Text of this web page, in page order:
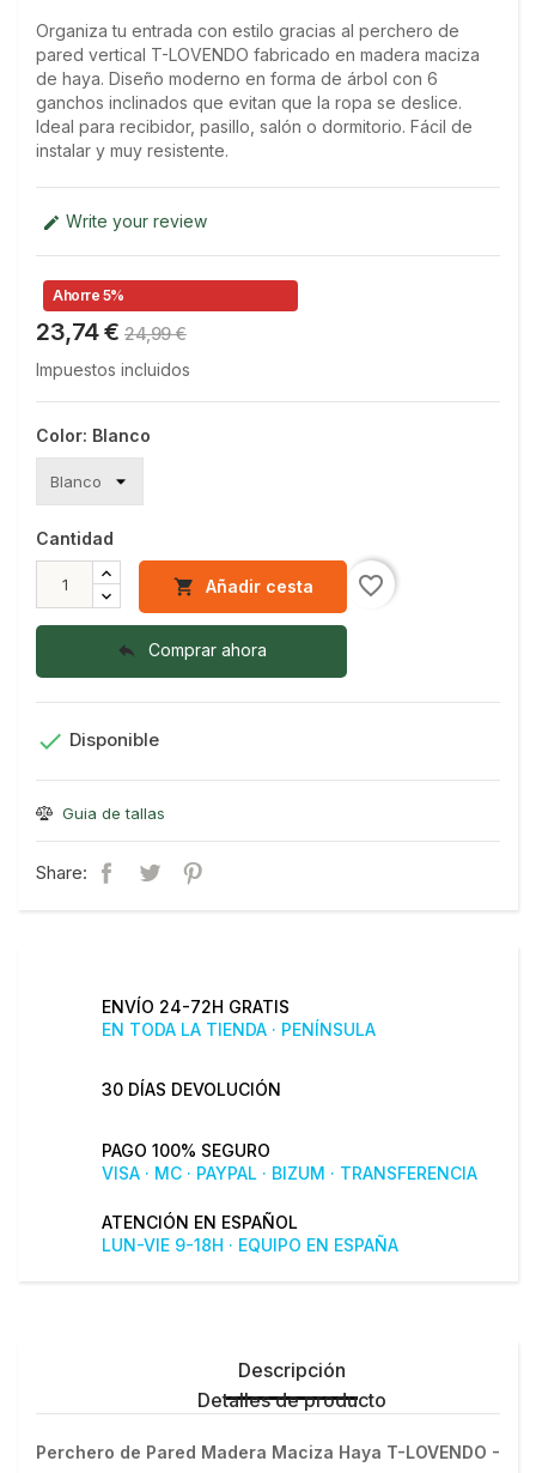
Organiza tu entrada con estilo gracias al perchero de
pared vertical T-LOVENDO fabricado en madera maciza
de haya. Diseño moderno en forma de árbol con 6
ganchos inclinados que evitan que la ropa se deslice.
Ideal para recibidor, pasillo, salón o dormitorio. Fácil de
instalar y muy resistente.
 Write your review
Ahorre 5%
23,74 € 24,99 €
Impuestos incluidos
Color: Blanco
Cantidad
 Añadir cesta
 Comprar ahora
favorite_border
 Disponible
Guia de tallas
Share:
ENVÍO 24-72H GRATIS
EN TODA LA TIENDA · PENÍNSULA
30 DÍAS DEVOLUCIÓN
PAGO 100% SEGURO
VISA · MC · PAYPAL · BIZUM · TRANSFERENCIA
ATENCIÓN EN ESPAÑOL
LUN-VIE 9-18H · EQUIPO EN ESPAÑA
Descripción
Detalles de producto
Perchero de Pared Madera Maciza Haya T-LOVENDO -